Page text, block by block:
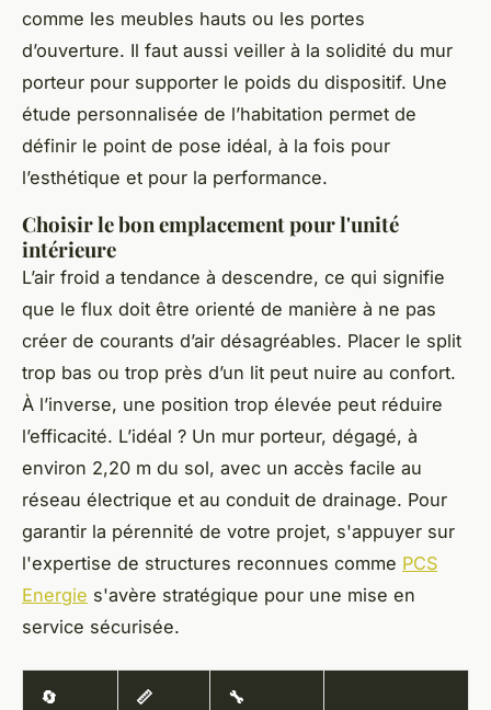
comme les meubles hauts ou les portes
d’ouverture. Il faut aussi veiller à la solidité du mur
porteur pour supporter le poids du dispositif. Une
étude personnalisée de l’habitation permet de
définir le point de pose idéal, à la fois pour
l’esthétique et pour la performance.
Choisir le bon emplacement pour l'unité
intérieure
L’air froid a tendance à descendre, ce qui signifie
que le flux doit être orienté de manière à ne pas
créer de courants d’air désagréables. Placer le split
trop bas ou trop près d’un lit peut nuire au confort.
À l’inverse, une position trop élevée peut réduire
l’efficacité. L’idéal ? Un mur porteur, dégagé, à
environ 2,20 m du sol, avec un accès facile au
réseau électrique et au conduit de drainage. Pour
garantir la pérennité de votre projet, s'appuyer sur
l'expertise de structures reconnues comme PCS
Energie s'avère stratégique pour une mise en
service sécurisée.
🔄
📏
🔧